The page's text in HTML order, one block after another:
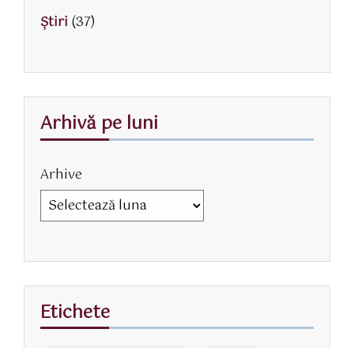
Știri (37)
Arhivă pe luni
Arhive
Etichete